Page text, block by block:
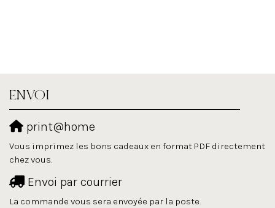
ENVOI
print@home
Vous imprimez les bons cadeaux en format PDF directement
chez vous.
Envoi par courrier
La commande vous sera envoyée par la poste.